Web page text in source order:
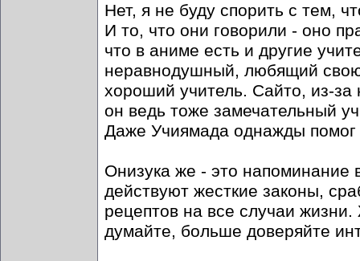
Нет, я не буду спорить с тем,
И то, что они говорили - оно
что в аниме есть и другие
неравнодушный, любящий
хороший учитель. Сайто, из-за
он ведь тоже замечательный
Даже Учиямада однажды помог
Онизука же - это напоминание
действуют жесткие законы,
рецептов на все случаи
думайте, больше доверяйте